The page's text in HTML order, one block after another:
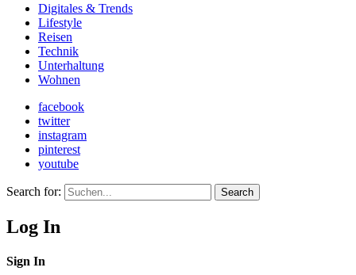
Digitales & Trends
Lifestyle
Reisen
Technik
Unterhaltung
Wohnen
facebook
twitter
instagram
pinterest
youtube
Search for: Search
Log In
Sign In